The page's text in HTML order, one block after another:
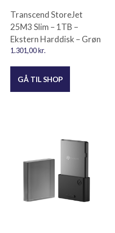
Transcend StoreJet
25M3 Slim – 1TB –
Ekstern Harddisk – Grøn
1.301,00kr.
GÅ TIL SHOP